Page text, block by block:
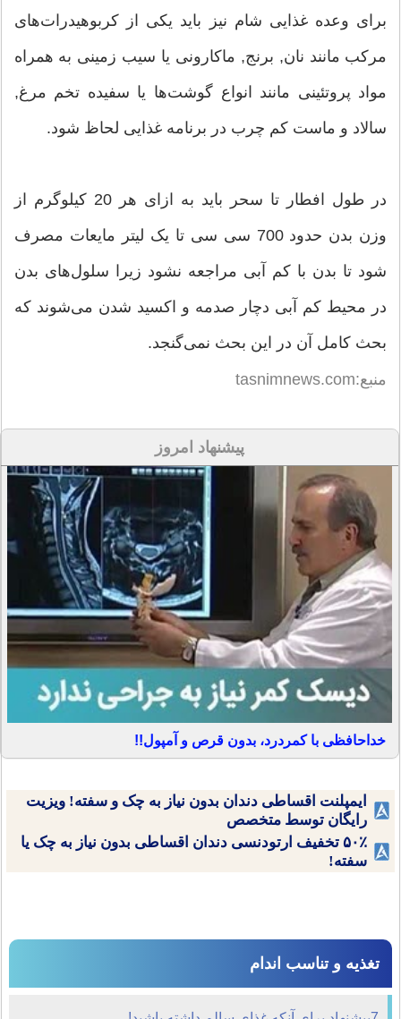
برای وعده غذایی شام نیز باید یکی از کربوهیدرات‌های
مرکب مانند نان, برنج, ماکارونی یا سیب زمینی به همراه
مواد پروتئینی مانند انواع گوشت‌ها یا سفیده تخم مرغ,
سالاد و ماست کم چرب در برنامه غذایی لحاظ شود.
در طول افطار تا سحر باید به ازای هر 20 کیلوگرم از
وزن بدن حدود 700 سی سی تا یک لیتر مایعات مصرف
شود تا بدن با کم آبی مراجعه نشود زیرا سلول‌های بدن
در محیط کم آبی دچار صدمه و اکسید شدن می‌شوند که
بحث کامل آن در این بحث نمی‌گنجد.
منبع:tasnimnews.com
پیشنهاد امروز
خداحافظی با کمردرد، بدون قرص و آمپول!!
ایمپلنت اقساطی دندان بدون نیاز به چک و سفته! ویزیت
رایگان توسط متخصص
۵۰٪ تخفیف ارتودنسی دندان اقساطی بدون نیاز به چک یا
سفته!
تغذیه و تناسب اندام